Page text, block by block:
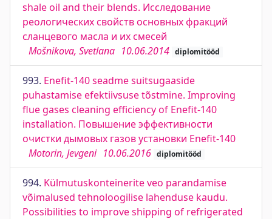
shale oil and their blends. Исследование
реологических свойств основных фракций
сланцевого масла и их смесей
Mošnikova, Svetlana 10.06.2014 diplomitööd
993. Enefit-140 seadme suitsugaaside
puhastamise efektiivsuse tõstmine. Improving
flue gases cleaning efficiency of Enefit-140
installation. Повышение эффективности
очистки дымовых газов установки Enefit-140
Motorin, Jevgeni 10.06.2016 diplomitööd
994. Külmutuskonteinerite veo parandamise
võimalused tehnoloogilise lahenduse kaudu.
Possibilities to improve shipping of refrigerated